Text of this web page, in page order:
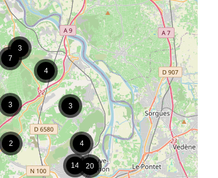
3
7
3
3
14
4
2
20
4